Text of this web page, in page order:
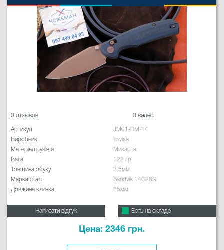
0 отзывов 0 видео
Артикул
JM01-BM-14
Виробник
Trivisa
Матеріал руків'я
Микарта
Вага
122 гр
Товщина обуху
3.5мм
Марка сталі
Sandvik 14C28N
Довжина клинка
85мм
Написати відгук Есть на складе
Цена: 2346 грн.